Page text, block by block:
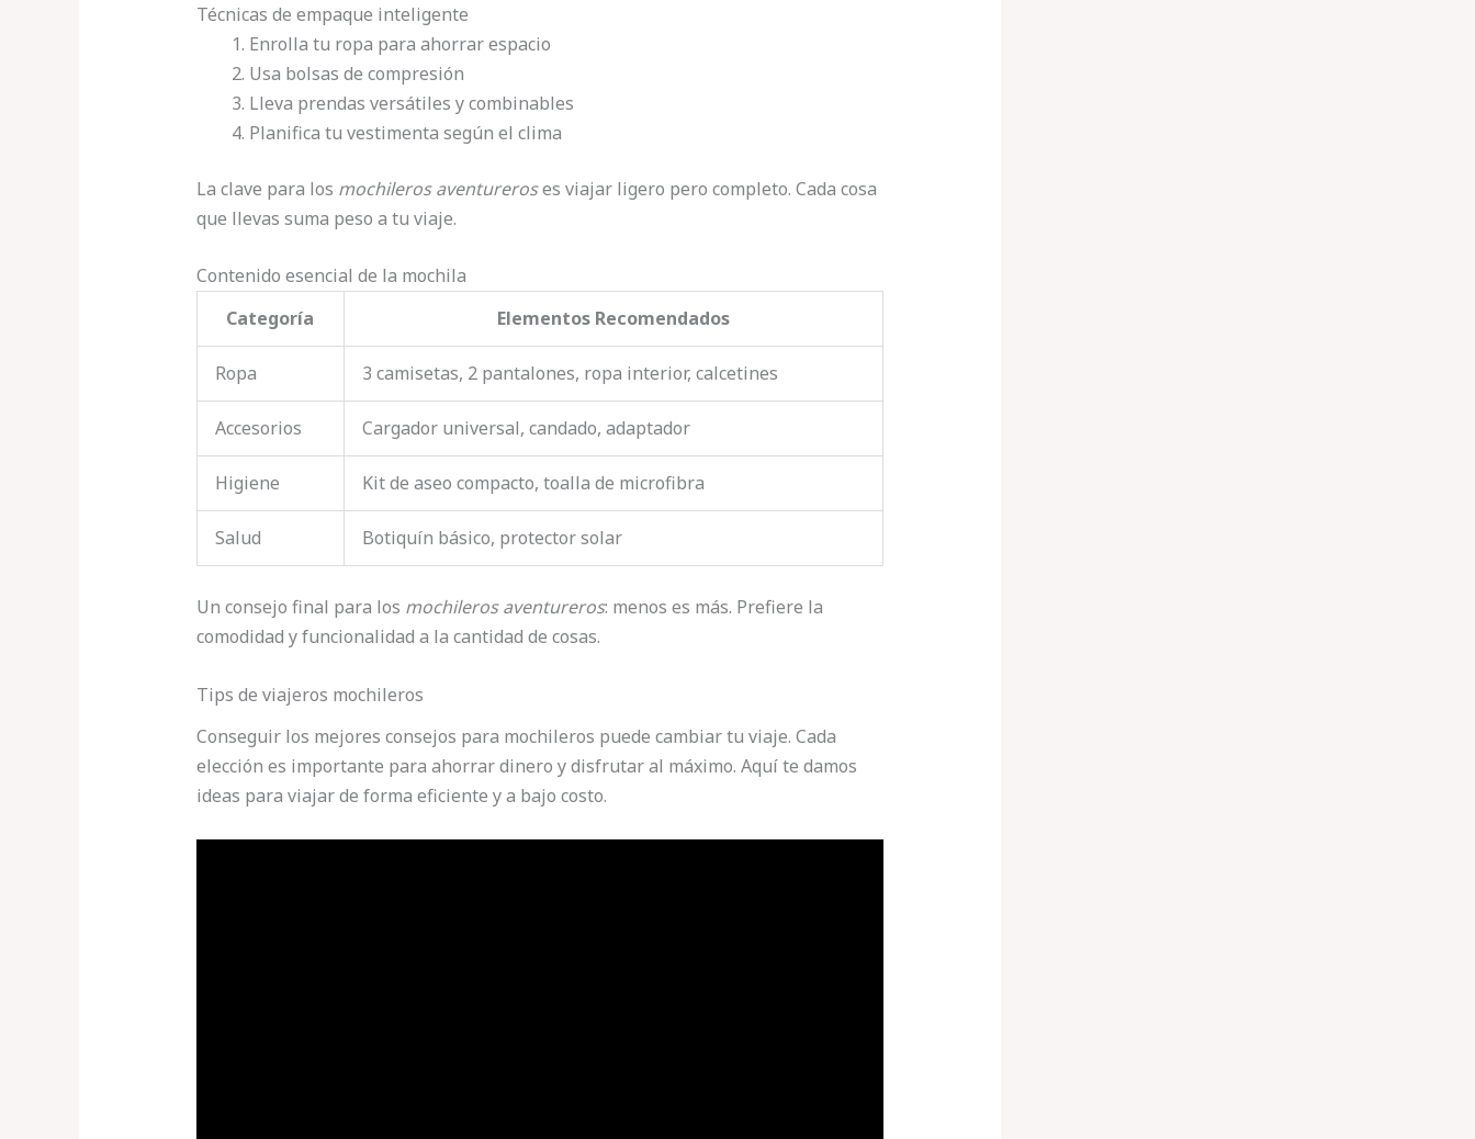
Técnicas de empaque inteligente
Enrolla tu ropa para ahorrar espacio
Usa bolsas de compresión
Lleva prendas versátiles y combinables
Planifica tu vestimenta según el clima
La clave para los mochileros aventureroses viajar ligero pero completo. Cada cosa
que llevas suma peso a tu viaje.
Contenido esencial de la mochila
Categoría
Elementos Recomendados
Ropa 3 camisetas, 2 pantalones, ropa interior, calcetines
Accesorios Cargador universal, candado, adaptador
Higiene Kit de aseo compacto, toalla de microfibra
Salud Botiquín básico, protector solar
Un consejo final para los mochileros aventureros: menos es más. Prefiere la
comodidad y funcionalidad a la cantidad de cosas.
Tips de viajeros mochileros
Conseguir los mejores consejos para mochileros puede cambiar tu viaje. Cada
elección es importante para ahorrar dinero y disfrutar al máximo. Aquí te damos
ideas para viajar de forma eficiente y a bajo costo.